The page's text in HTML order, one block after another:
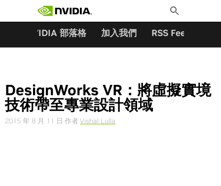
Toggle
Search
NVIDIA 部落格 加入我們 RSS Feeds
DesignWorks VR：將虛擬實境
技術帶至專業設計領域
2015 年 8 月 11 日 作者Vishal Lulla